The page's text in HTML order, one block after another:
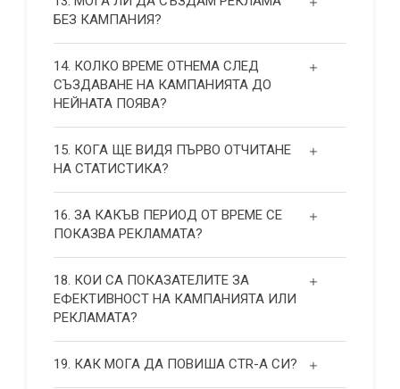
БЕЗ КАМПАНИЯ?
14. КОЛКО ВРЕМЕ ОТНЕМА СЛЕД
СЪЗДАВАНЕ НА КАМПАНИЯТА ДО
НЕЙНАТА ПОЯВА?
15. КОГА ЩЕ ВИДЯ ПЪРВО ОТЧИТАНЕ
НА СТАТИСТИКА?
16. ЗА КАКЪВ ПЕРИОД ОТ ВРЕМЕ СЕ
ПОКАЗВА РЕКЛАМАТА?
18. КОИ СА ПОКАЗАТЕЛИТЕ ЗА
ЕФЕКТИВНОСТ НА КАМПАНИЯТА ИЛИ
РЕКЛАМАТА?
19. КАК МОГА ДА ПОВИША СТR-А СИ?